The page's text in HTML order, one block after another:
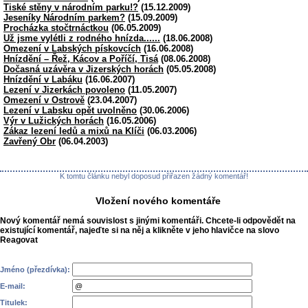
Tiské stěny v národním parku!? (15.12.2009)
Jeseníky Národním parkem? (15.09.2009)
Procházka stočtrnáctkou (06.05.2009)
Už jsme vylétli z rodného hnízda...... (18.06.2008)
Omezení v Labských pískovcích (16.06.2008)
Hnízdění – Řež, Kácov a Poříčí, Tisá (08.06.2008)
Dočasná uzávěra v Jizerských horách (05.05.2008)
Hnízdění v Labáku (16.06.2007)
Lezení v Jizerkách povoleno (11.05.2007)
Omezení v Ostrově (23.04.2007)
Lezení v Labsku opět uvolněno (30.06.2006)
Výr v Lužických horách (16.05.2006)
Zákaz lezení ledů a mixů na Klíči (06.03.2006)
Zavřený Obr (06.04.2003)
K tomtu článku nebyl doposud přiřazen žádný komentář!
Vložení nového komentáře
Nový komentář nemá souvislost s jinými komentáři. Chcete-li odpovědět na
existující komentář, najeďte si na něj a klikněte v jeho hlavičce na slovo
Reagovat
Jméno (přezdívka):
E-mail:
Titulek: